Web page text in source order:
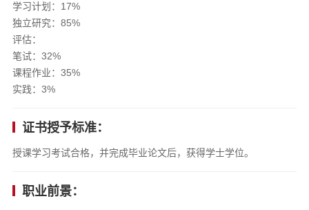
学习计划：17%
独立研究：85%
评估：
笔试：32%
课程作业：35%
实践：3%
证书授予标准：
授课学习考试合格，并完成毕业论文后，获得学士学位。
职业前景：